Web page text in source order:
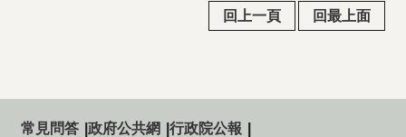
回上一頁 回最上面
常見問答 政府公共網
行政院公報